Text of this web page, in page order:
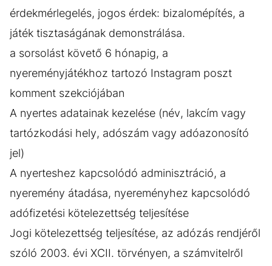
érdekmérlegelés, jogos érdek: bizalomépítés, a
játék tisztaságának demonstrálása.
a sorsolást követő 6 hónapig, a
nyereményjátékhoz tartozó Instagram poszt
komment szekciójában
A nyertes adatainak kezelése (név, lakcím vagy
tartózkodási hely, adószám vagy adóazonosító
jel)
A nyerteshez kapcsolódó adminisztráció, a
nyeremény átadása, nyereményhez kapcsolódó
adófizetési kötelezettség teljesítése
Jogi kötelezettség teljesítése, az adózás rendjéről
szóló 2003. évi XCII. törvényen, a számvitelről